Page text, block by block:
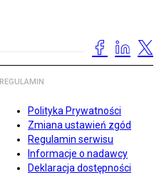
REGULAMIN
Polityka Prywatności
Zmiana ustawień zgód
Regulamin serwisu
Informacje o nadawcy
Deklaracja dostępności